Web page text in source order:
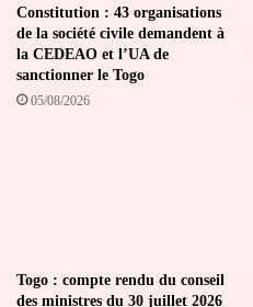
Constitution : 43 organisations
de la société civile demandent à
la CEDEAO et l’UA de
sanctionner le Togo
05/08/2026
Togo : compte rendu du conseil
des ministres du 30 juillet 2026